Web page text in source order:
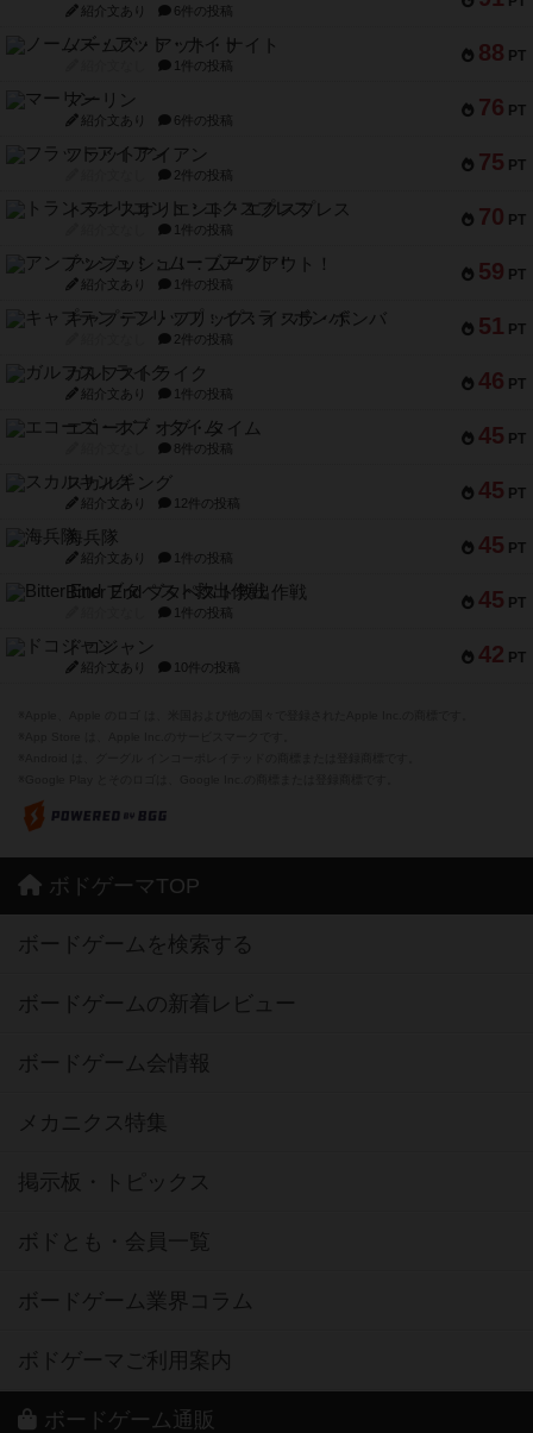
紹介文あり 6件の投稿
88 PT
ノームズ・アット・ナイト
1件の投稿
76 PT
マーリン
紹介文あり 6件の投稿
75 PT
フラットアイアン
2件の投稿
70 PT
トランスオリエント・エクスプレス
1件の投稿
59 PT
アンブッシュ！：ムーブアウト！
紹介文あり 1件の投稿
51 PT
キャプテン・フリップ：イスラ・ボンバ
2件の投稿
46 PT
ガルフストライク
紹介文あり 1件の投稿
45 PT
エコーズ・オブ・タイム
8件の投稿
45 PT
スカルキング
紹介文あり 12件の投稿
45 PT
海兵隊
紹介文あり 1件の投稿
45 PT
Bitter End ブタペスト救出作戦
1件の投稿
42 PT
ドコジャン
紹介文あり 10件の投稿
ボドゲーマTOP
ボードゲームを検索する
ボードゲームの新着レビュー
ボードゲーム会情報
メカニクス特集
掲示板・トピックス
ボドとも・会員一覧
ボードゲーム業界コラム
ボドゲーマご利用案内
ボードゲーム通販